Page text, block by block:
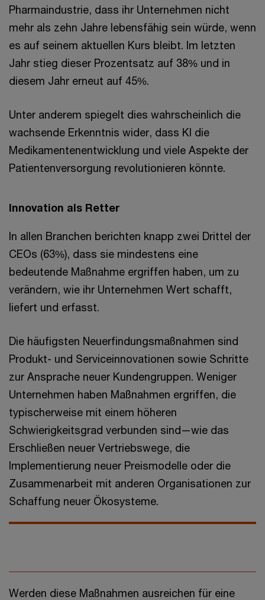
Pharmaindustrie, dass ihr Unternehmen nicht
mehr als zehn Jahre lebensfähig sein würde, wenn
es auf seinem aktuellen Kurs bleibt. Im letzten
Jahr stieg dieser Prozentsatz auf 38% und in
diesem Jahr erneut auf 45%.
Unter anderem spiegelt dies wahrscheinlich die
wachsende Erkenntnis wider, dass KI die
Medikamentenentwicklung und viele Aspekte der
Patientenversorgung revolutionieren könnte.
Innovation als Retter
In allen Branchen berichten knapp zwei Drittel der
CEOs (63%), dass sie mindestens eine
bedeutende Maßnahme ergriffen haben, um zu
verändern, wie ihr Unternehmen Wert schafft,
liefert und erfasst.
Die häufigsten Neuerfindungsmaßnahmen sind
Produkt- und Serviceinnovationen sowie Schritte
zur Ansprache neuer Kundengruppen. Weniger
Unternehmen haben Maßnahmen ergriffen, die
typischerweise mit einem höheren
Schwierigkeitsgrad verbunden sind—wie das
Erschließen neuer Vertriebswege, die
Implementierung neuer Preismodelle oder die
Zusammenarbeit mit anderen Organisationen zur
Schaffung neuer Ökosysteme.
Werden diese Maßnahmen ausreichen für eine